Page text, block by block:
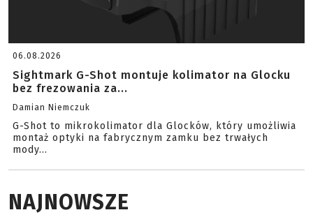
06.08.2026
Sightmark G-Shot montuje kolimator na Glocku
bez frezowania za...
Damian Niemczuk
G-Shot to mikrokolimator dla Glocków, który umożliwia
montaż optyki na fabrycznym zamku bez trwałych
mody...
NAJNOWSZE